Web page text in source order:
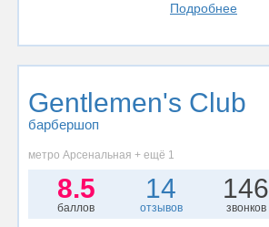
Подробнее
Gentlemen's Club
барбершоп
метро Арсенальная + ещё 1
8.5
баллов
14
отзывов
146
звонков